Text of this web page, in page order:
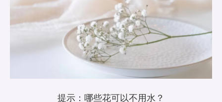
提示：哪些花可以不用水？